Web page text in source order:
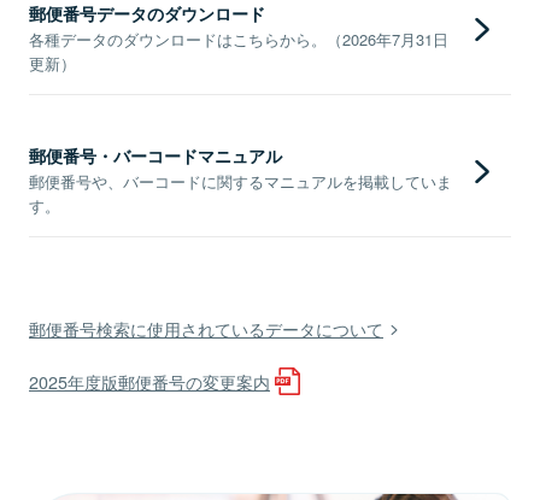
郵便番号データのダウンロード
各種データのダウンロードはこちらから。（2026年7月31日
更新）
郵便番号・バーコードマニュアル
郵便番号や、バーコードに関するマニュアルを掲載していま
す。
郵便番号検索に使用されているデータについて
2025年度版郵便番号の変更案内